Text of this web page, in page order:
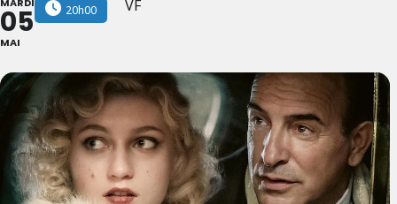
05
MAI
20h00 VF